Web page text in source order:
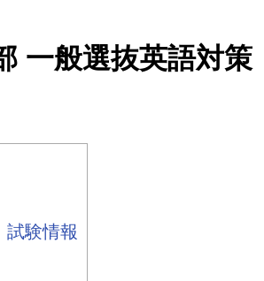
一般選抜英語対策
試験情報